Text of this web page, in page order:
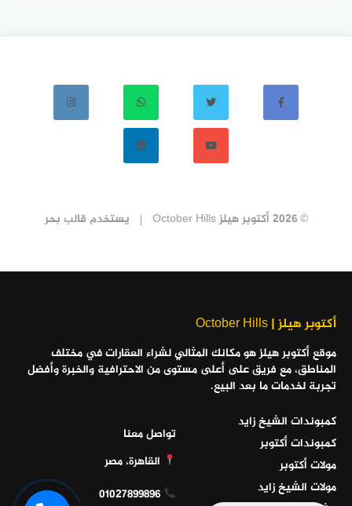
© 2026 أكتوبر هيلز October Hills يستخدم قالب بحر
أكتوبر هيلز | October Hills
موقع أكتوبر هيلز هو مكانك المثالي لشراء العقارات في مختلف
المناطق، مع فريق على أعلى مستوى من الاحترافية والخبرة وأفضل
تجربة لخدمات ما بعد البيع.
كمبوندات الشيخ زايد
كمبوندات أكتوبر
مولات أكتوبر
مولات الشيخ زايد
تواصل معنا
القاهرة، مصر
01027899896